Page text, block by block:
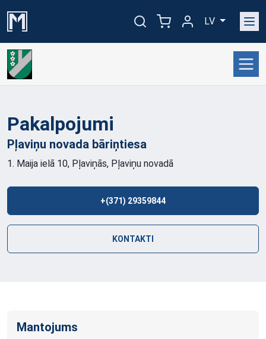
LV
Pakalpojumi
Pļaviņu novada bāriņtiesa
1. Maija ielā 10, Pļaviņās, Pļaviņu novadā
+(371) 29359844
KONTAKTI
Mantojums